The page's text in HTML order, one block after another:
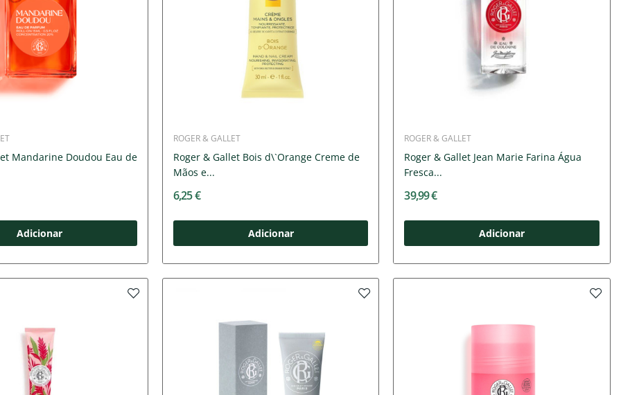
Mandarine Doudou Eau de
Adicionar
ROGER & GALLET
Roger & Gallet Bois d\`Orange Creme de
Mãos e...
6,25 €
Adicionar
ROGER & GALLET
Roger & Gallet Jean Marie Farina Água
Fresca...
39,99 €
Adicionar